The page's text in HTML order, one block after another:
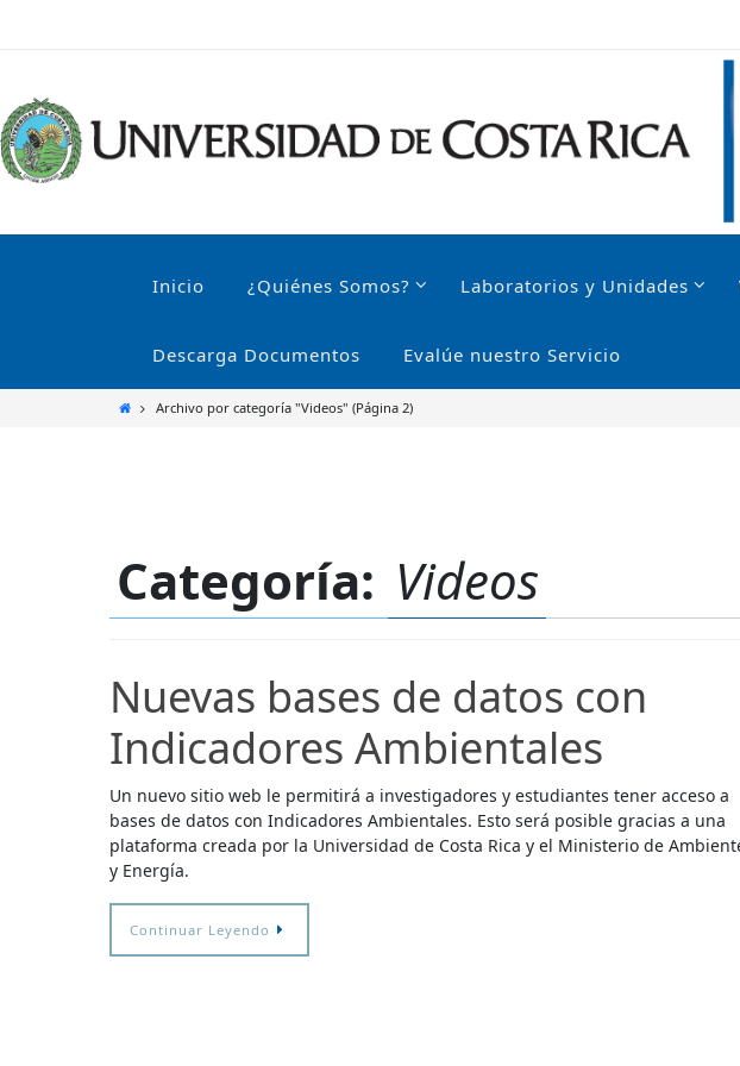
Inicio ¿Quiénes Somos? Laboratorios y Unidades
Descarga Documentos Evalúe nuestro Servicio
InicioArchivo por categoría "Videos" (Página 2)
Categoría: Videos
Nuevas bases de datos con
Indicadores Ambientales
Un nuevo sitio web le permitirá a investigadores y estudiantes tener acceso a
bases de datos con Indicadores Ambientales. Esto será posible gracias a una
plataforma creada por la Universidad de Costa Rica y el Ministerio de
y Energía.
Continuar Leyendo